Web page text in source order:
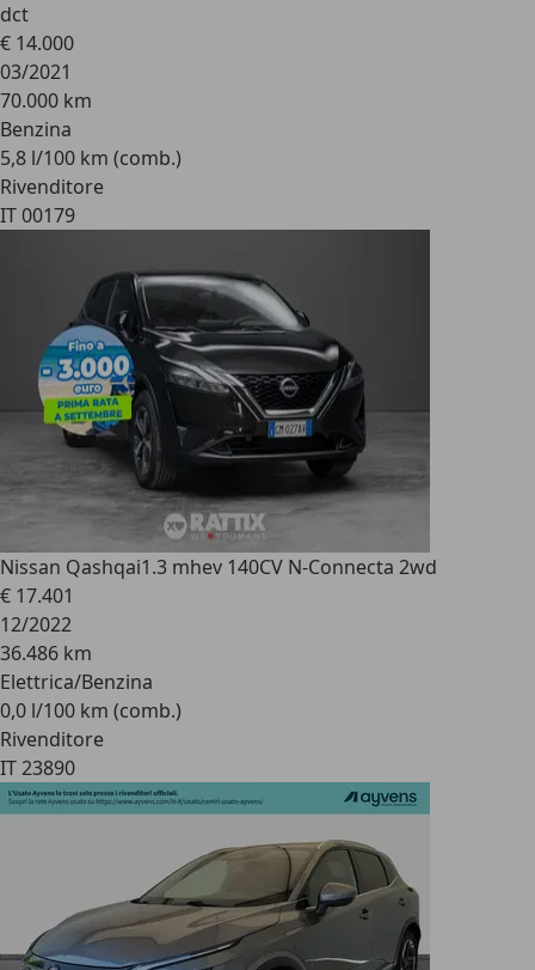
dct
€ 14.000
03/2021
70.000 km
Benzina
5,8 l/100 km (comb.)
Rivenditore
IT 00179
Nissan Qashqai1.3 mhev 140CV N-Connecta 2wd
€ 17.401
12/2022
36.486 km
Elettrica/Benzina
0,0 l/100 km (comb.)
Rivenditore
IT 23890